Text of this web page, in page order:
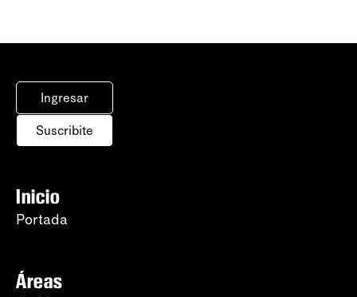
Ingresar
Suscribite
Inicio
Portada
Áreas